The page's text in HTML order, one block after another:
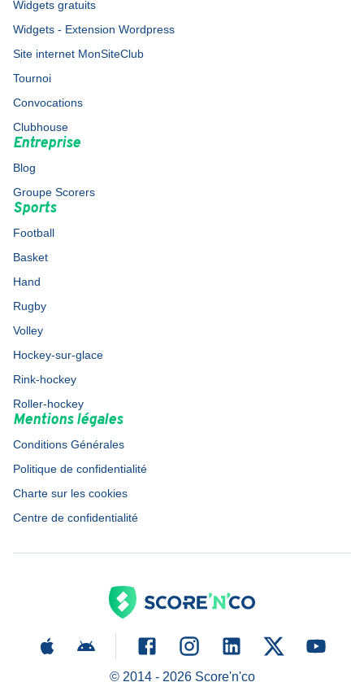
Widgets gratuits
Widgets - Extension Wordpress
Site internet MonSiteClub
Tournoi
Convocations
Clubhouse
Entreprise
Blog
Groupe Scorers
Sports
Football
Basket
Hand
Rugby
Volley
Hockey-sur-glace
Rink-hockey
Roller-hockey
Mentions légales
Conditions Générales
Politique de confidentialité
Charte sur les cookies
Centre de confidentialité
© 2014 - 2026Score'n'co